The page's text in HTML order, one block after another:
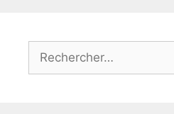
Rechercher :